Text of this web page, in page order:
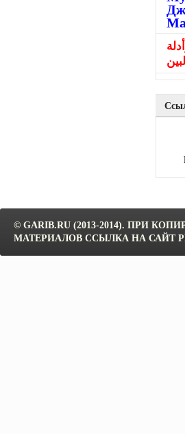
© GARIB.RU (2013-2014). ПРИ
МАТЕРИАЛОВ ССЫЛКА НА САЙТ